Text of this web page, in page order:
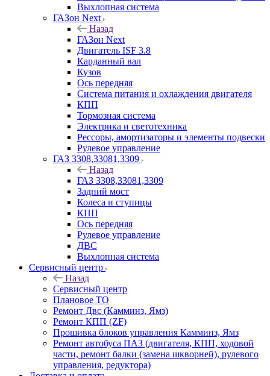
Выхлопная система
ГАЗон Next
Назад
ГАЗон Next
Двигатель ISF 3.8
Карданный вал
Кузов
Ось передняя
Система питания и охлаждения двигателя
КПП
Тормозная система
Электрика и светотехника
Рессоры, амортизаторы и элементы подвески
Рулевое управление
ГАЗ 3308,33081,3309
Назад
ГАЗ 3308,33081,3309
Задний мост
Колеса и ступицы
КПП
Ось передняя
Рулевое управление
ДВС
Выхлопная система
Сервисный центр
Назад
Сервисный центр
Плановое ТО
Ремонт Двс (Камминз, Ямз)
Ремонт КПП (ZF)
Прошивка блоков управления Камминз, Ямз
Ремонт автобуса ПАЗ (двигателя, КПП, ходовой
части, ремонт балки (замена шкворней), рулевого
управления, редуктора)